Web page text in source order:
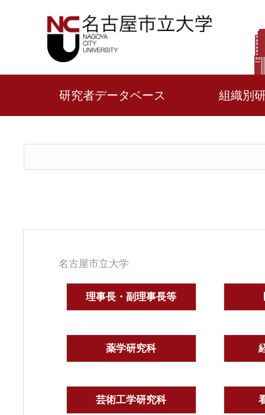
研究者データベース 組織別
名古屋市立大学
理事長・副理事長等
薬学研究科
芸術工学研究科